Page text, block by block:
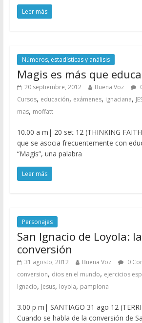
Leer más
Números, estadísticas y análisis
Magis es más que
20 septiembre, 2012 Buena Voz
Cursos, educación, exámenes, ignaciana,
mas, moffatt
10.00 a m| 20 set 12 (THINKING
que se asocia frecuentemente con
“Magis”, una palabra
Leer más
Personajes
San Ignacio de Loyola:
conversión
31 agosto, 2012 Buena Voz
0
conversion, dios en el mundo, ejercicios
Ignacio, Jesus, loyola, pamplona
3.00 p m| SANTIAGO 31 ago 12
Cuando se habla de la conversión de